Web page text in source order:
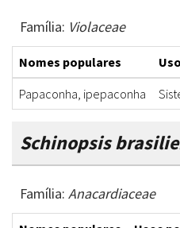
Família: Violaceae
Nomes populares
Papaconha, ipepaconha
Schinopsis
Família: Anacardiaceae